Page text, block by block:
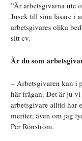
”Är arbetsgivarna ute
Jusek till sina läsare i
arbetsgivares olika
sitt cv.
Är du som
– Arbetsgivaren kan i
här frågan. Det är ju
arbetsgivare alltid har
meriter, även om jag
Per Rönström.